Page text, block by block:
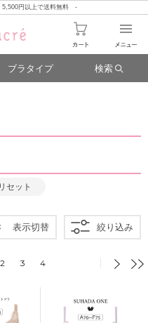
円以上で送料無料 -
ブラタイプ 検索
リセット
表示切替 絞り込み
2 3 4